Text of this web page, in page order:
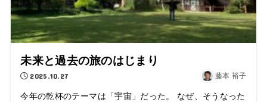
未来と過去の旅のはじまり
2025.10.27 藤本 裕子
今年の乾杯のテーマは「宇宙」だった。 なぜ、そうなった